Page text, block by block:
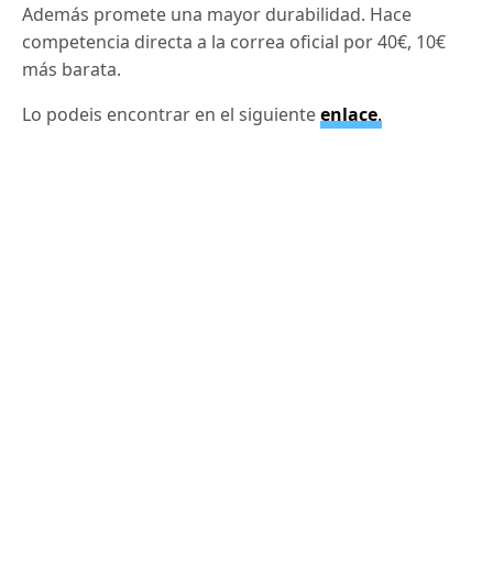
Además promete una mayor durabilidad. Hace
competencia directa a la correa oficial por 40€, 10€
más barata.
Lo podeis encontrar en el siguienteenlace.